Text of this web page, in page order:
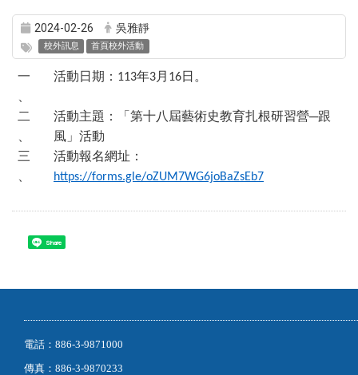
2024-02-26 吳雅靜
校外訊息 首頁校外活動
一
活動日期： 113年3月 16日。
二
活動主題：「第十八屆藝術史教育扎根研習營─跟
風」活動
三
活動報名網址：
https://forms.gle/oZUM7WG6joBaZsEb7
Share
電話：886-3-9871000
傳真：886-3-9870233